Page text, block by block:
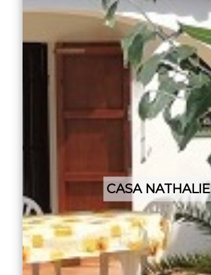
CASA NATHALIE